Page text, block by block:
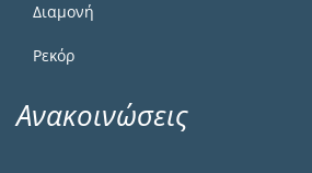
Διαμονή
Ρεκόρ
Ανακοινώσεις